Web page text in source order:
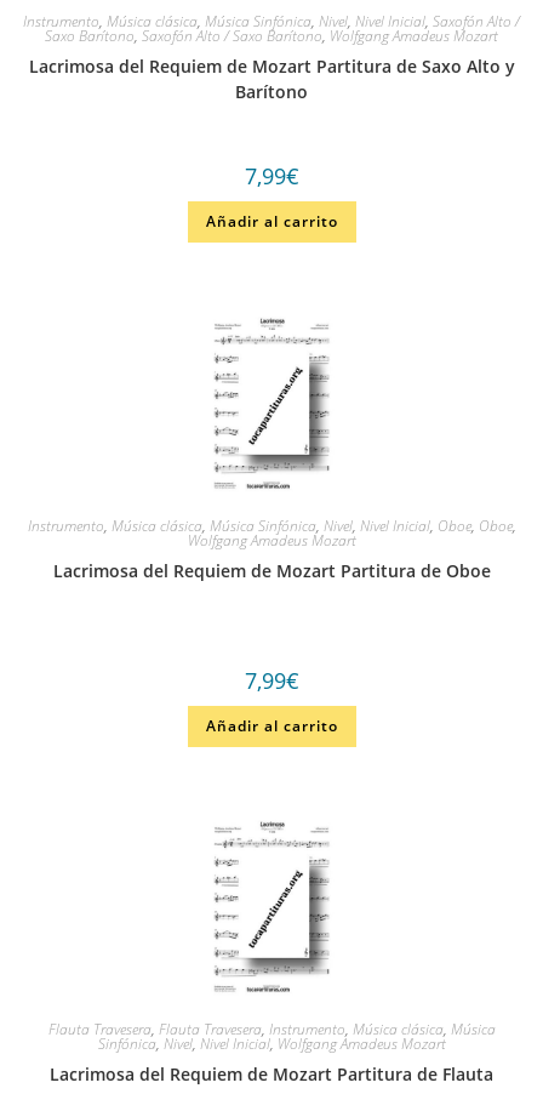
Instrumento, Música clásica, Música Sinfónica, Nivel, Nivel Inicial, Saxofón Alto /
Saxo Barítono, Saxofón Alto / Saxo Barítono, Wolfgang Amadeus Mozart
Lacrimosa del Requiem de Mozart Partitura de Saxo Alto y
Barítono
7,99€
Añadir al carrito
Instrumento, Música clásica, Música Sinfónica, Nivel, Nivel Inicial, Oboe, Oboe,
Wolfgang Amadeus Mozart
Lacrimosa del Requiem de Mozart Partitura de Oboe
7,99€
Añadir al carrito
Flauta Travesera, Flauta Travesera, Instrumento, Música clásica, Música
Sinfónica, Nivel, Nivel Inicial, Wolfgang Amadeus Mozart
Lacrimosa del Requiem de Mozart Partitura de Flauta